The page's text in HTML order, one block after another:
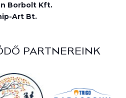
Borbolt Kft.
Art Bt.
PARTNEREINK